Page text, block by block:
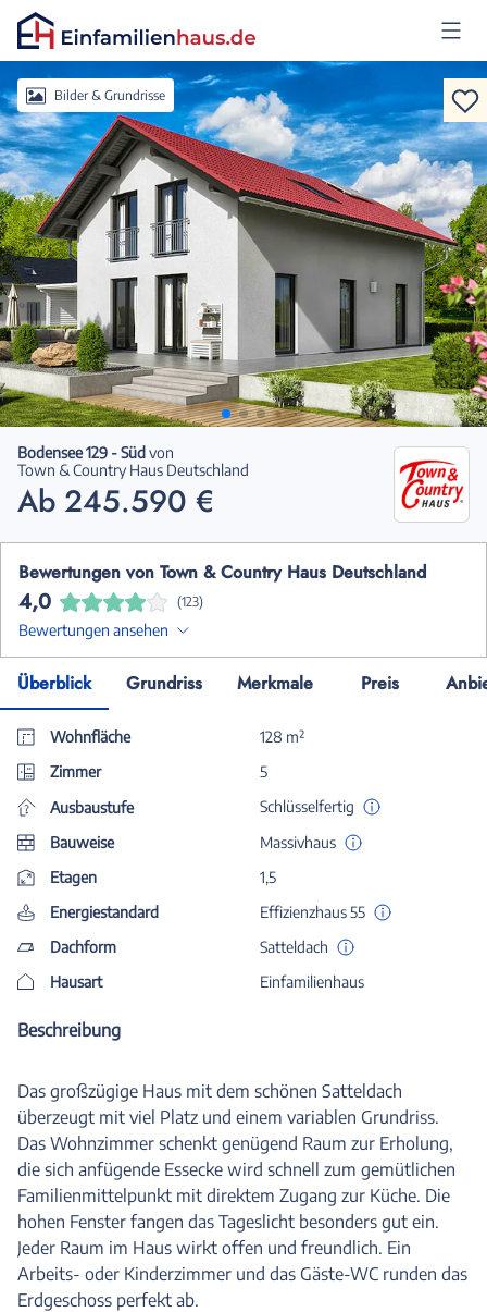
AnmeldenBilder & Grundrisse
Bodensee 129 - Süd von
Town & Country Haus Deutschland
Ab 245.590 €
Bewertungen von Town & Country Haus Deutschland
4,0 (123)
Bewertungen ansehen
Überblick Grundriss Merkmale Preis
Wohnfläche
128 m²
Zimmer
5
Ausbaustufe
Schlüsselfertig
Bauweise
Massivhaus
Etagen
1,5
Energiestandard
Effizienzhaus 55
Dachform
Satteldach
Hausart
Einfamilienhaus
Beschreibung
Das großzügige Haus mit dem schönen Satteldach
überzeugt mit viel Platz und einem variablen Grundriss.
Das Wohnzimmer schenkt genügend Raum zur Erholung,
die sich anfügende Essecke wird schnell zum gemütlichen
Familienmittelpunkt mit direktem Zugang zur Küche. Die
hohen Fenster fangen das Tageslicht besonders gut ein.
Jeder Raum im Haus wirkt offen und freundlich. Ein
Arbeits- oder Kinderzimmer und das Gäste-WC runden das
Erdgeschoss perfekt ab.